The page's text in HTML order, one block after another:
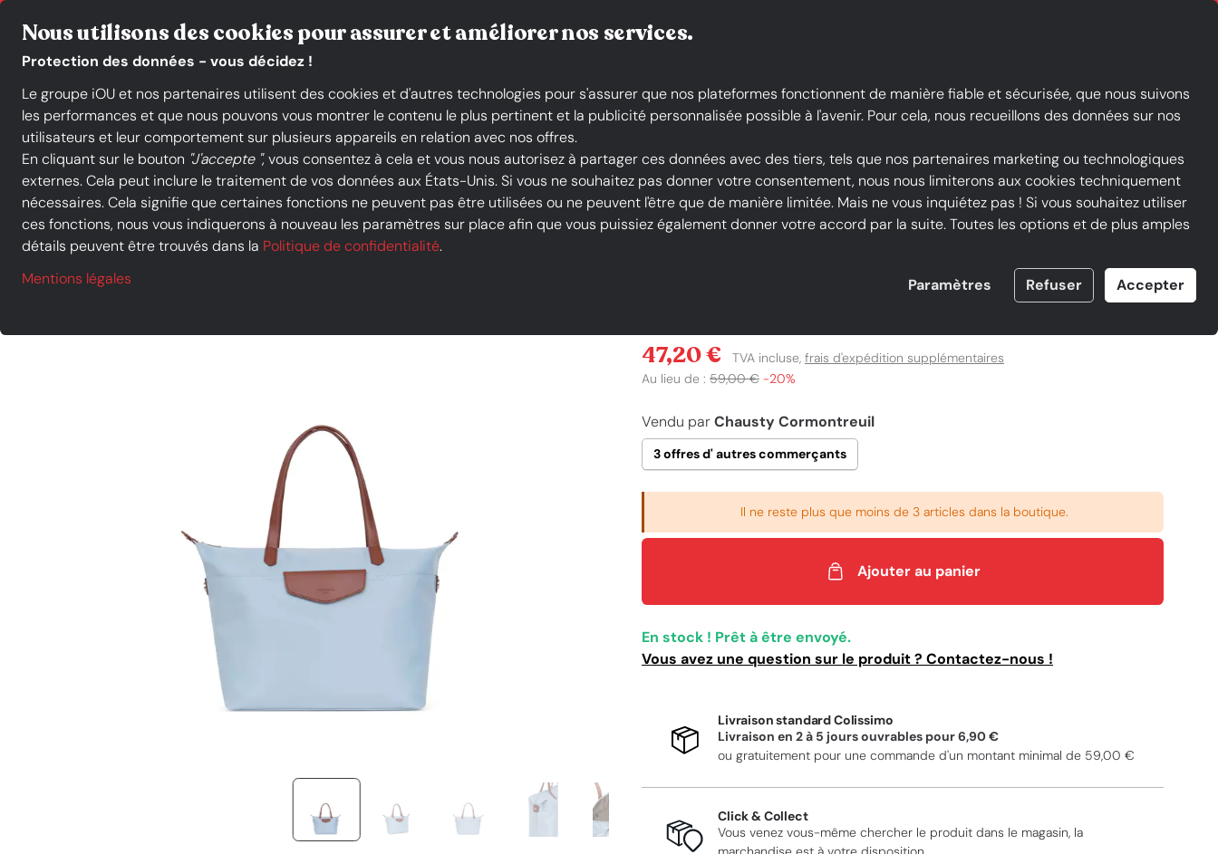
Nous utilisons des cookies pour assurer et améliorer nos services.
Protection des données - vous décidez !
Le groupe iOU et nos partenaires utilisent des cookies et d'autres technologies pour s'assurer que nos plateformes fonctionnent de manière fiable et sécurisée, que nous suivons
les performances et que nous pouvons vous montrer le contenu le plus pertinent et la publicité personnalisée possible à l'avenir. Pour cela, nous recueillons des données sur nos
utilisateurs et leur comportement sur plusieurs appareils en relation avec nos offres.
En cliquant sur le bouton "J'accepte ", vous consentez à cela et vous nous autorisez à partager ces données avec des tiers, tels que nos partenaires marketing ou technologiques
externes. Cela peut inclure le traitement de vos données aux États-Unis. Si vous ne souhaitez pas donner votre consentement, nous nous limiterons aux cookies techniquement
nécessaires. Cela signifie que certaines fonctions ne peuvent pas être utilisées ou ne peuvent l'être que de manière limitée. Mais ne vous inquiétez pas ! Si vous souhaitez utiliser
ces fonctions, nous vous indiquerons à nouveau les paramètres sur place afin que vous puissiez également donner votre accord par la suite. Toutes les options et de plus amples
détails peuvent être trouvés dans la Politique de confidentialité.
Mentions légales
Paramètres Refuser Accepter
Catégories de produits
Acheter à iOU SHOP Maroquinerie Sacs cabas HEXAGONA - Sac cabas - 176572 - Bleu
HEXAGONA - Sac cabas - 176572 - Bleu
Prix
47,20 € TVA incluse, frais d'expédition supplémentaires
Au lieu de : 59,00 € −20%
Vendu parChausty Cormontreuil
3 offres d' autres commerçants
Il ne reste plus que moins de 3 articles dans la boutique.
Ajouter au panier
En stock ! Prêt à être envoyé.
Vous avez une question sur le produit ? Contactez-nous !
Livraison standard Colissimo
Livraison en 2 à 5 jours ouvrables pour6,90 €
ou gratuitement pour une commande d'un montant minimal de 59,00 €
Click & Collect
Vous venez vous-même chercher le produit dans le magasin, la